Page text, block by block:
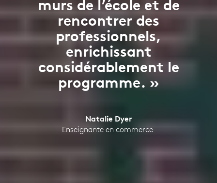
murs de l’école et de
rencontrer des
professionnels,
enrichissant
considérablement le
programme. »
Natalie Dyer
Enseignante en commerce